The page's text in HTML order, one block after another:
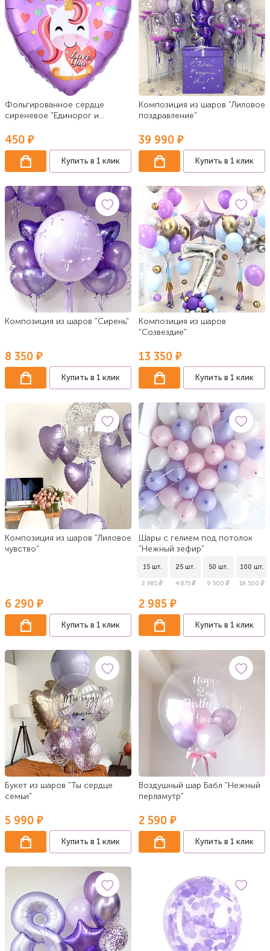
Фольгированное сердце
сиреневое "Единорог и
450 ₽
Купить в 1 клик
Композиция из шаров "Лиловое
поздравление"
39 990 ₽
Купить в 1 клик
Композиция из шаров "Сирень"
8 350 ₽
Купить в 1 клик
Композиция из шаров
"Созвездие"
13 350 ₽
Купить в 1 клик
Композиция из шаров "Лиловое
чувство"
6 290 ₽
Купить в 1 клик
Шары с гелием под потолок
"Нежный зефир"
15 шт.
2 985 ₽
25 шт.
4 875 ₽
50 шт.
9 500 ₽
100 шт.
18 500 ₽
2 985 ₽
Купить в 1 клик
Букет из шаров "Ты сердце
семьи"
5 990 ₽
Купить в 1 клик
Воздушный шар Бабл "Нежный
перламутр"
2 590 ₽
Купить в 1 клик